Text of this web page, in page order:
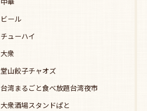
ビール
チューハイ
大衆
堂山餃子チャオズ
台湾まるごと食べ放題台湾夜市
大衆酒場スタンドぱと